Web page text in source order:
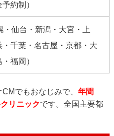
約制）
・仙台・新潟・大宮・上
・千葉・名古屋・京都・大
福岡）
でもおなじみで、 年間
リニックです。全国主要都